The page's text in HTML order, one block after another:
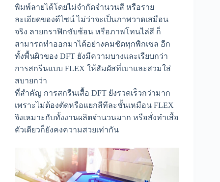
พิมพ์ลายได้โดยไม่จำกัดจำนวนสี หรือราย
ละเอียดของดีไซน์ ไม่ว่าจะเป็นภาพวาดเสมือน
จริง ลายกราฟิกซับซ้อน หรือภาพโทนไล่สี ก็
สามารถทำออกมาได้อย่างคมชัดทุกพิกเซล อีก
ทั้งพื้นผิวของ DFT ยังมีความบางและเรียบกว่า
การสกรีนแบบ FLEX ให้สัมผัสที่เบาและสวมใส่
สบายกว่า
ที่สำคัญ การสกรีนเสื้อ DFT ยังรวดเร็วกว่ามาก
เพราะไม่ต้องตัดหรือแยกสีทีละชั้นเหมือน FLEX
จึงเหมาะกับทั้งงานผลิตจำนวนมาก หรือสั่งทำเสื้อ
ตัวเดียวก็ยังคงความสวยเท่ากัน